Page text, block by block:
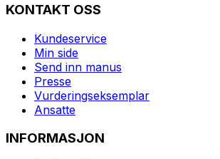
KONTAKT OSS
Kundeservice
Min side
Send inn manus
Presse
Vurderingseksemplar
Ansatte
INFORMASJON